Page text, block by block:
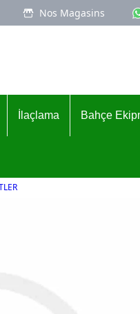
Nos Magasins
İlaçlama Bahçe